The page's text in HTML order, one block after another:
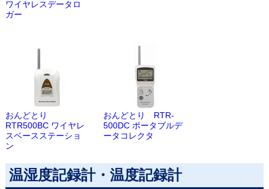
ワイヤレスデータロ
ガー
おんどとり
RTR500BC ワイヤレ
スベースステーショ
ン
おんどとり RTR-
500DC ポータブルデ
ータコレクタ
温湿度記録計・温度記録計